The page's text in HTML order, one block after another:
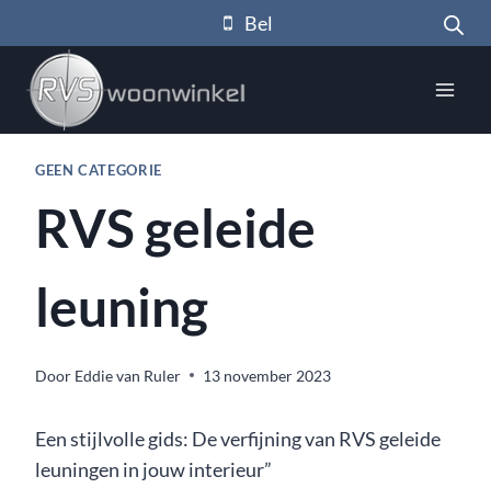
naar
inhoud
Bel
GEEN CATEGORIE
RVS geleide
leuning
Door Eddie van Ruler 13 november 2023
Een stijlvolle gids: De verfijning van RVS geleide
leuningen in jouw interieur”